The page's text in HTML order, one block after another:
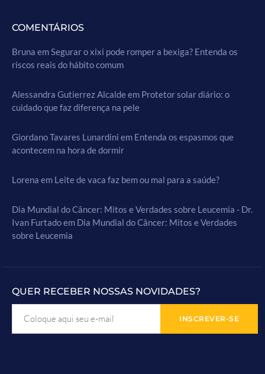
COMENTÁRIOS
Bruna emSegurar o xixi pode romper a bexiga? Entenda os
riscos reais do hábito comum
Alessandra Gutierrez Alcaldeem Protetor solar diário: o
cuidado que faz diferença na pele
Giordano Tavares Lunardini em Entenda os espasmos que
acontecem na hora de dormir
Lorena em Leite de vaca faz bem ou mal para a saúde?
Dia Mundial do Câncer: Mitos e Verdades sobre Leucemia - Dr.
Ivan Furtadoem Dia Mundial do Câncer: Mitos e Verdades
sobre Leucemia
QUER RECEBER NOSSAS NOVIDADES?